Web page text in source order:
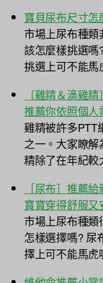
寶貝尿布尺寸怎
市場上尿布種
該怎麼樣挑選嗎
挑選上可不能
〔雞精＆滴雞
推薦你依照個人
雞精被許多PTT
之一。大家瞭
精除了在年紀
［尿布］推薦
寶寶穿得舒服又
市場上尿布種
怎樣選擇嗎? 尿
擇上可不能馬